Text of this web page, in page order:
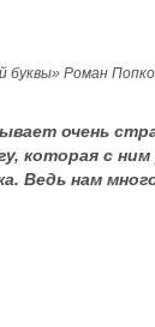
буквы» Роман
очень
которая с
Ведь нам